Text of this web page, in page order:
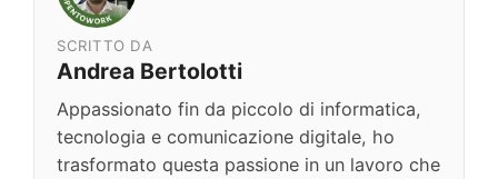
SCRITTO DA
Andrea Bertolotti
Appassionato fin da piccolo di informatica,
tecnologia e comunicazione digitale, ho
trasformato questa passione in un lavoro che